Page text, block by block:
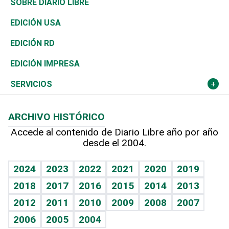
Reportajes
África
Ocenanía
Caribe
Resto del mundo
Vivienda
Telecom.
Global y variable
Economía personal
Buena Vida
Sociales
Novedades
Podcast Arte Libre
Hablando con el pediatra
Vida y familia
Eñe
Celebrando la vida
Sin complejos
Ciclismo
Tenis
Olimpismo
Más deportes
Línea de hit
TBT Deportivo
En Directo
El Espía
Noticiero Poteleche
Columnistas
Más firmas
Tecnología
Historia
Martes de tecnología
Cambio climático
Mundo
Economía
Revista
Deportes
Opinión
Hecho en casa
Guía del dinero
SOBRE DIARIO LIBRE
EDICIÓN USA
EDICIÓN RD
EDICIÓN IMPRESA
SERVICIOS
Cumpleaños
Horóscopos
Crucigramas
ARCHIVO HISTÓRICO
Accede al contenido de Diario Libre año por año
desde el 2004.
2024 2023 2022 2021 2020
2019
2018
2017 2016 2015 2014
2013
2012
2011 2010 2009 2008
2007
2006
2005 2004